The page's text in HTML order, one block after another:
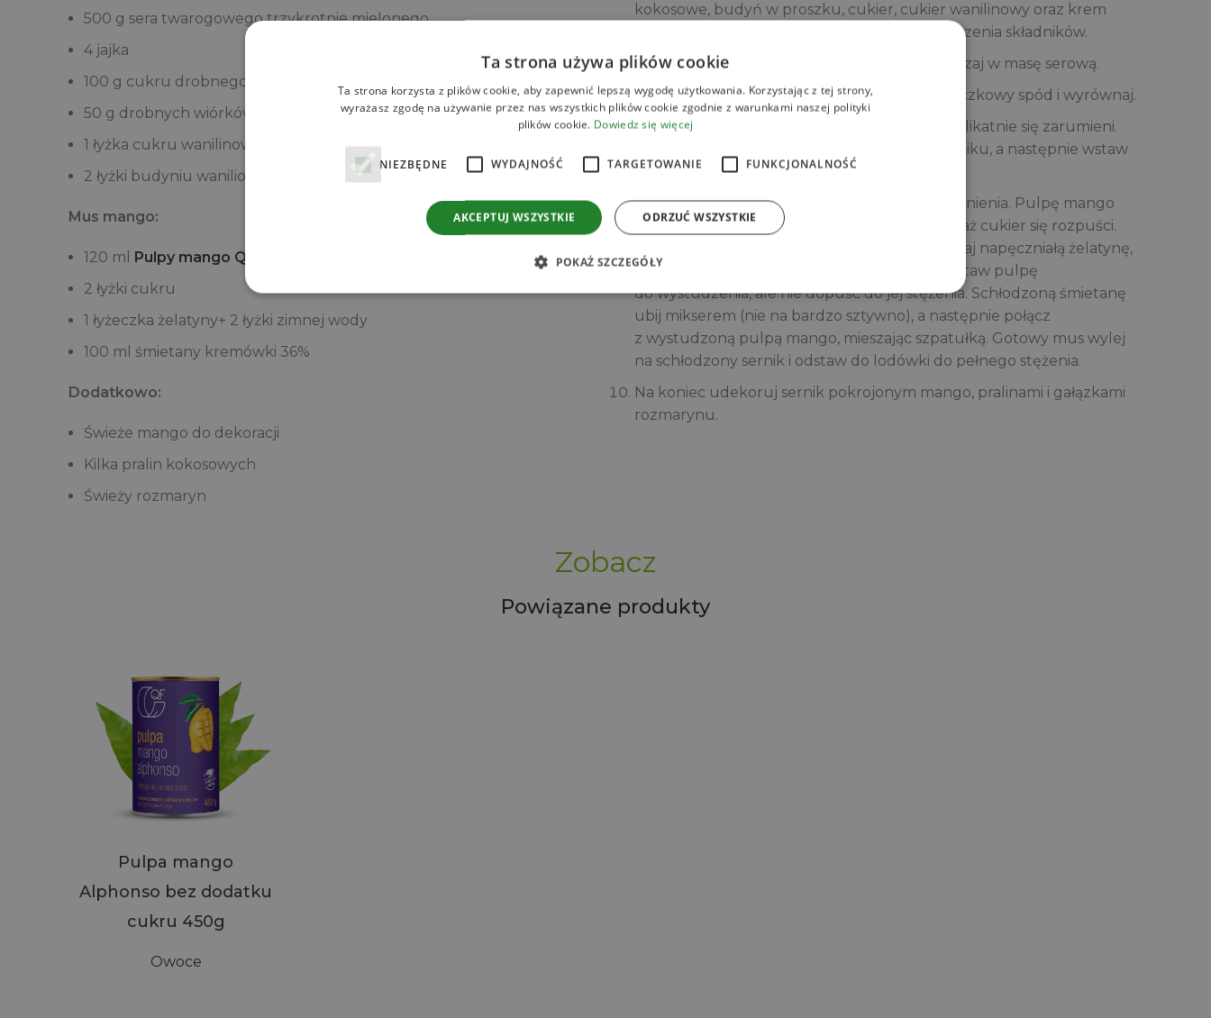
500 g sera twarogowego trzykrotnie mielonego
4 jajka
100 g cukru drobnego
50 g drobnych wiórków kokosowych
1 łyżka cukru wanilinowego
2 łyżki budyniu waniliowego
Mus mango:
120 ml
Pulpy mango QF Quality Food
2 łyżki cukru
1 łyżeczka żelatyny+ 2 łyżki zimnej wody
100 ml śmietany kremówki 36%
Dodatkowo:
Świeże mango do dekoracji
Kilka pralin kokosowych
Świeży rozmaryn
kokosowe, budyń w proszku, cukier, cukier wanilinowy oraz krem
kokosowy Kara. Zmiksuj krótko, tylko do połączenia składników.
Białka ubij na sztywną pianę i delikatnie wmieszaj w masę serową.
Przełóż masę serową na przygotowany ciasteczkowy spód i wyrównaj.
Piecz sernik przez 60–70 minut, aż wierzch delikatnie się zarumieni.
Po upieczeniu studź go w uchylonym piekarniku, a następnie wstaw
do lodówki do całkowitego schłodzenia.
Żelatynę zalej zimną wodą i odstaw do napęcznienia. Pulpę mango
przelej do garnka, dodaj cukier i podgrzewaj, aż cukier się rozpuści.
Zdejmij garnek z ognia i do gorącej pulpy dodaj napęczniałą żelatynę,
dokładnie mieszając do jej rozpuszczenia. Odstaw pulpę
do wystudzenia, ale nie dopuść do jej stężenia. Schłodzoną śmietanę
ubij mikserem (nie na bardzo sztywno), a następnie połącz
z wystudzoną pulpą mango, mieszając szpatułką. Gotowy mus wylej
na schłodzony sernik i odstaw do lodówki do pełnego stężenia.
Na koniec udekoruj sernik pokrojonym mango, pralinami i gałązkami
rozmarynu.
Zobacz
Powiązane produkty
Pulpa mango
Alphonso bez dodatku
cukru 450g
Owoce
Ta strona używa plików cookie
Ta strona korzysta z plików cookie, aby zapewnić lepszą wygodę użytkowania. Korzystając z tej strony,
wyrażasz zgodę na używanie przez nas wszystkich plików cookie zgodnie z warunkami naszej polityki
plików cookie. Dowiedz się więcej
NIEZBĘDNE WYDAJNOŚĆ TARGETOWANIE FUNKCJONALNOŚĆ
AKCEPTUJ WSZYSTKIE ODRZUĆ WSZYSTKIE
POKAŻ SZCZEGÓŁY